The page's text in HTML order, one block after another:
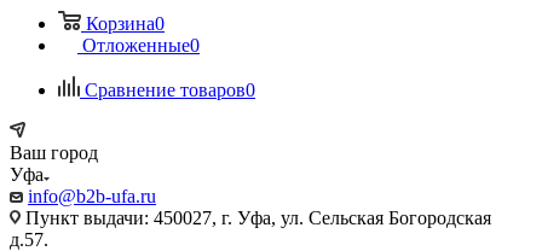
Корзина0
Отложенные0
Сравнение товаров0
Ваш город
Уфа
info@b2b-ufa.ru
Пункт выдачи: 450027, г. Уфа, ул. Сельская Богородская
д.57.